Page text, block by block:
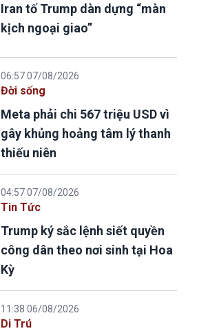
Iran tố Trump dàn dựng “màn
kịch ngoại giao”
06:57 07/08/2026
Đời sống
Meta phải chi 567 triệu USD vì
gây khủng hoảng tâm lý thanh
thiếu niên
04:57 07/08/2026
Tin Tức
Trump ký sắc lệnh siết quyền
công dân theo nơi sinh tại Hoa
Kỳ
11:38 06/08/2026
Di Trú